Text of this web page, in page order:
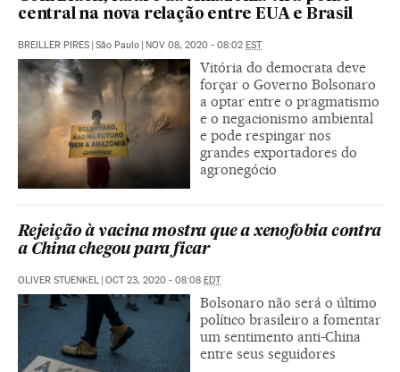
central na nova relação entre EUA e Brasil
BREILLER PIRES | São Paulo | NOV 08, 2020 - 08:02 EST
Vitória do democrata deve
forçar o Governo Bolsonaro
a optar entre o pragmatismo
e o negacionismo ambiental
e pode respingar nos
grandes exportadores do
agronegócio
Rejeição à vacina mostra que a xenofobia contra
a China chegou para ficar
OLIVER STUENKEL | OCT 23, 2020 - 08:08 EDT
Bolsonaro não será o último
político brasileiro a fomentar
um sentimento anti-China
entre seus seguidores